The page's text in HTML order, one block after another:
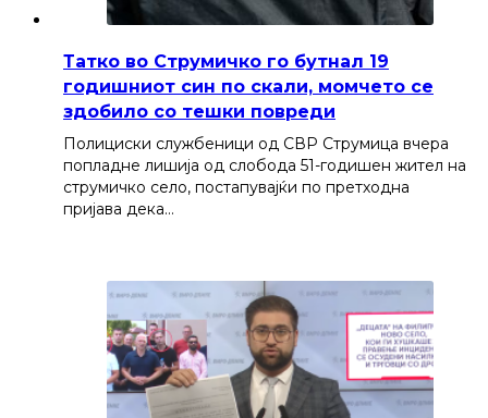
Татко во Струмичко го бутнал 19
годишниот син по скали, момчето се
здобило со тешки повреди
Полициски службеници од СВР Струмица вчера
попладне лишија од слобода 51-годишен жител на
струмичко село, постапувајќи по претходна
пријава дека…